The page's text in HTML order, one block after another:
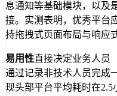
息通知等基础模块，以及
接。实测表明，优秀平台
持拖拽式页面布局与响应
易用性直接决定业务人员
通过记录非技术人员完成
现头部平台平均耗时在2.5